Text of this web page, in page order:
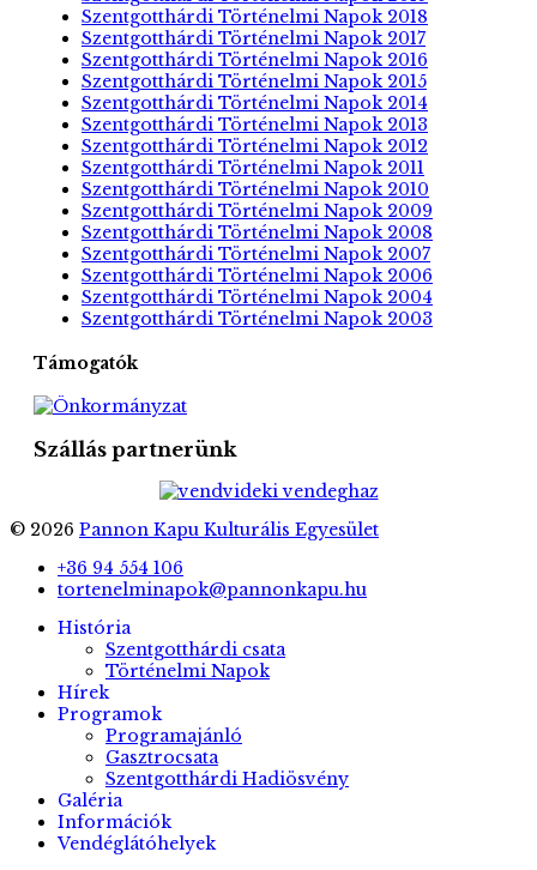
Szentgotthárdi Történelmi Napok 2018
Szentgotthárdi Történelmi Napok 2017
Szentgotthárdi Történelmi Napok 2016
Szentgotthárdi Történelmi Napok 2015
Szentgotthárdi Történelmi Napok 2014
Szentgotthárdi Történelmi Napok 2013
Szentgotthárdi Történelmi Napok 2012
Szentgotthárdi Történelmi Napok 2011
Szentgotthárdi Történelmi Napok 2010
Szentgotthárdi Történelmi Napok 2009
Szentgotthárdi Történelmi Napok 2008
Szentgotthárdi Történelmi Napok 2007
Szentgotthárdi Történelmi Napok 2006
Szentgotthárdi Történelmi Napok 2004
Szentgotthárdi Történelmi Napok 2003
Támogatók
Szállás partnerünk
© 2026 Pannon Kapu Kulturális Egyesület
+36 94 554 106
tortenelminapok@pannonkapu.hu
História
Szentgotthárdi csata
Történelmi Napok
Hírek
Programok
Programajánló
Gasztrocsata
Szentgotthárdi Hadiösvény
Galéria
Információk
Vendéglátóhelyek